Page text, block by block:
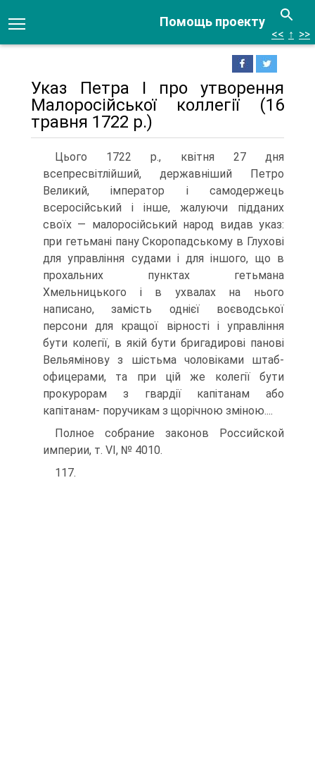
Помощь проекту
<< ↑ >>
Указ Петра І про утворення
Малоросійської коллегії (16
травня 1722 р.)
Цього 1722 р., квітня 27 дня
всепресвітлійший, державніший Петро
Великий, імператор і самодержець
всеросійський і інше, жалуючи підданих
своїх — малоросійський народ видав указ:
при гетьмані пану Скоропадському в Глухові
для управління судами і для іншого, що в
прохальних пунктах гетьмана
Хмельницького і в ухвалах на нього
написано, замість однієї воєводської
персони для кращої вірності і управління
бути колегії, в якій бути бригадирові панові
Вельямінову з шістьма чоловіками штаб-
офицерами, та при цій же колегії бути
прокурорам з гвардії капітанам або
капітанам- поручикам з щорічною зміною....
Полное собрание законов Российской
империи, т. VI, № 4010.
117.